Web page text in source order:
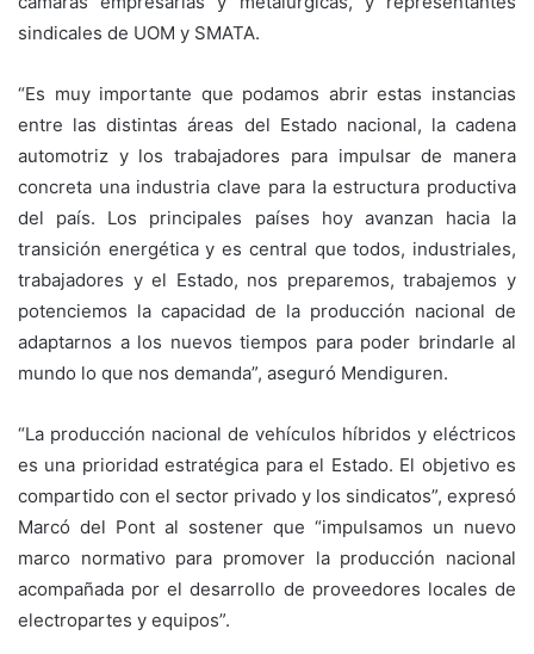
sindicales de UOM y SMATA.
“Es muy importante que podamos abrir estas instancias
entre las distintas áreas del Estado nacional, la cadena
automotriz y los trabajadores para impulsar de manera
concreta una industria clave para la estructura productiva
del país. Los principales países hoy avanzan hacia la
transición energética y es central que todos, industriales,
trabajadores y el Estado, nos preparemos, trabajemos y
potenciemos la capacidad de la producción nacional de
adaptarnos a los nuevos tiempos para poder brindarle al
mundo lo que nos demanda”, aseguró Mendiguren.
“La producción nacional de vehículos híbridos y eléctricos
es una prioridad estratégica para el Estado. El objetivo es
compartido con el sector privado y los sindicatos”, expresó
Marcó del Pont al sostener que “impulsamos un nuevo
marco normativo para promover la producción nacional
acompañada por el desarrollo de proveedores locales de
electropartes y equipos”.